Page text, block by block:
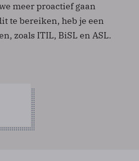
meer proactief gaan
te bereiken, heb je een
zoals ITIL, BiSL en ASL.